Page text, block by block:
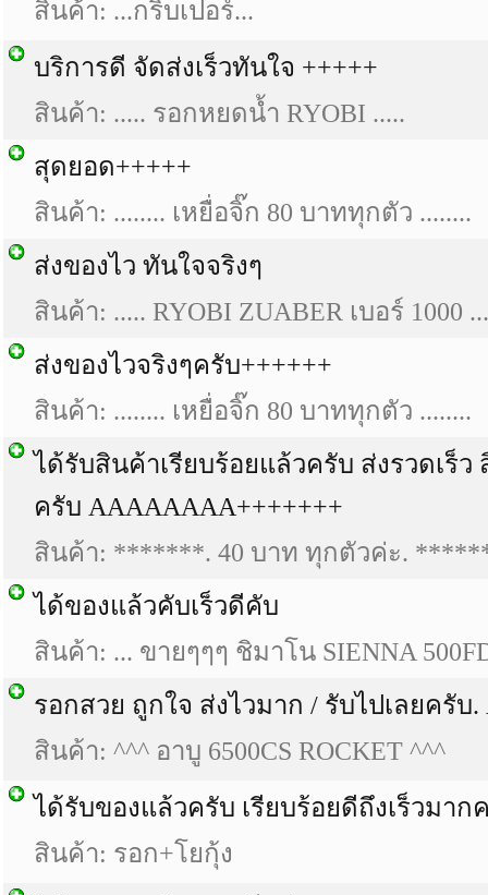
สินค้า: ...กริบเปอร์...
บริการดี จัดส่งเร็วทันใจ +++++
สินค้า: ..... รอกหยดน้ำ RYOBI .....
สุดยอด+++++
สินค้า: ........ เหยื่อจิ๊ก 80 บาททุกตัว ........
ส่งของไว ทันใจจริงๆ
สินค้า: ..... RYOBI ZUABER เบอร์ 1000
ส่งของไวจริงๆครับ++++++
สินค้า: ........ เหยื่อจิ๊ก 80 บาททุกตัว ........
ได้รับสินค้าเรียบร้อยแล้วครับ ส่งรวดเร็ว
ครับ AAAAAAAA+++++++
สินค้า: *******. 40 บาท ทุกตัวค่ะ.
ได้ของแล้วคับเร็วดีคับ
สินค้า: ... ขายๆๆๆ ชิมาโน SIENNA
รอกสวย ถูกใจ ส่งไวมาก / รับไปเลยครั
สินค้า: ^^^ อาบู 6500CS ROCKET ^^^
ได้รับของแล้วครับ เรียบร้อยดีถึงเร็วมาก
สินค้า: รอก+โยกุ้ง